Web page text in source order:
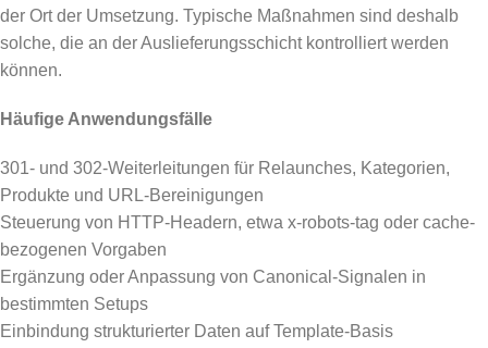
der Ort der Umsetzung. Typische Maßnahmen sind deshalb
solche, die an der Auslieferungsschicht kontrolliert werden
können.
Häufige Anwendungsfälle
301- und 302-Weiterleitungen für Relaunches, Kategorien,
Produkte und URL-Bereinigungen
Steuerung von HTTP-Headern, etwa x-robots-tag oder cache-
bezogenen Vorgaben
Ergänzung oder Anpassung von Canonical-Signalen in
bestimmten Setups
Einbindung strukturierter Daten auf Template-Basis